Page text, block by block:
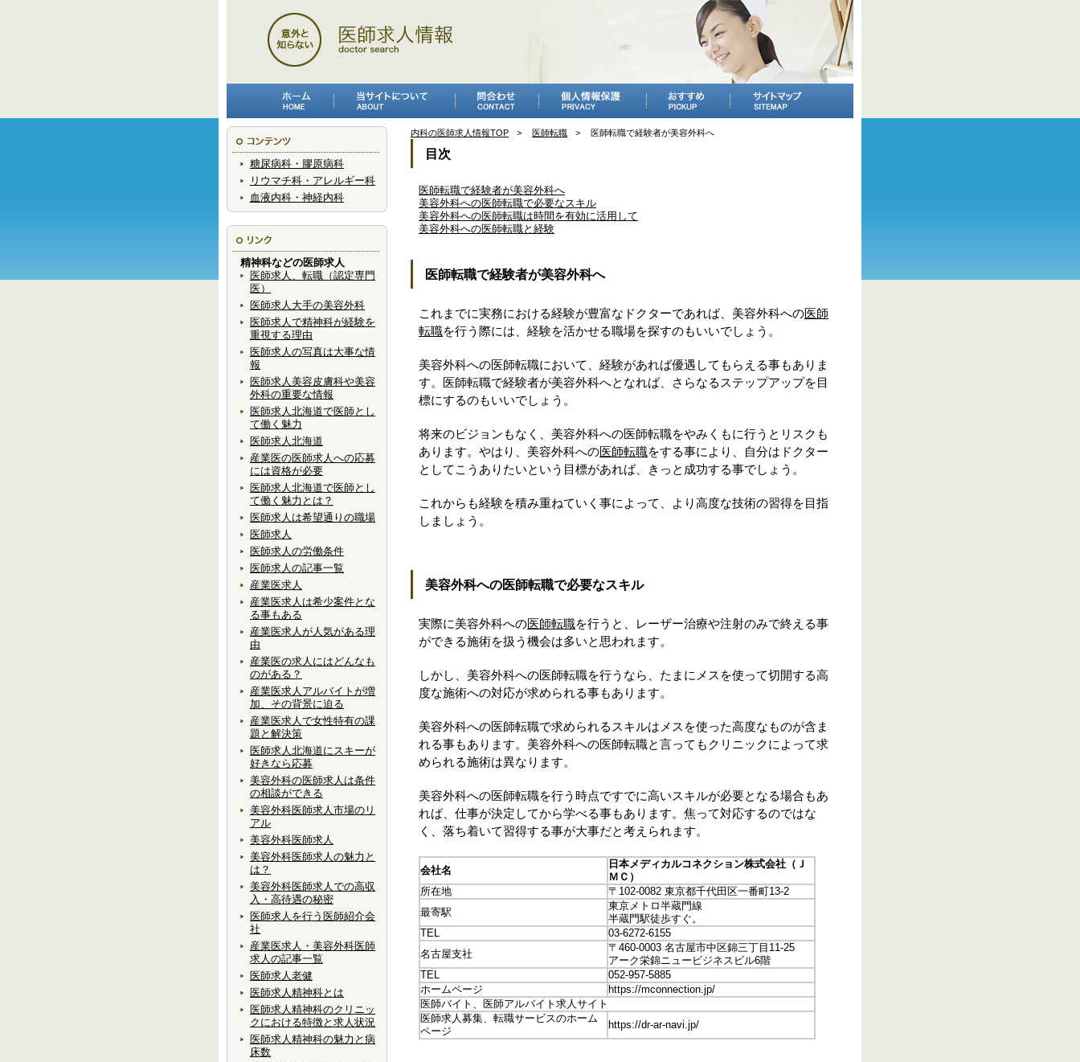
糖尿病科・膠原病科
リウマチ科・アレルギー科
血液内科・神経内科
精神科などの医師求人
医師求人、転職（認定専門
医）
医師求人大手の美容外科
医師求人で精神科が経験を
重視する理由
医師求人の写真は大事な情
報
医師求人美容皮膚科や美容
外科の重要な情報
医師求人北海道で医師とし
て働く魅力
医師求人北海道
産業医の医師求人への応募
には資格が必要
医師求人北海道で医師とし
て働く魅力とは？
医師求人は希望通りの職場
医師求人
医師求人の労働条件
医師求人の記事一覧
産業医求人
産業医求人は希少案件とな
る事もある
産業医求人が人気がある理
由
産業医の求人にはどんなも
のがある？
産業医求人アルバイトが増
加、その背景に迫る
産業医求人で女性特有の課
題と解決策
医師求人北海道にスキーが
好きなら応募
美容外科の医師求人は条件
の相談ができる
美容外科医師求人市場のリ
アル
美容外科医師求人
美容外科医師求人の魅力と
は？
美容外科医師求人での高収
入・高待遇の秘密
医師求人を行う医師紹介会
社
産業医求人・美容外科医師
求人の記事一覧
医師求人老健
医師求人精神科とは
医師求人精神科のクリニッ
クにおける特徴と求人状況
医師求人精神科の魅力と病
床数
内科の医師求人情報TOP 医師転職 医師転職で経験者が美容外科へ
目次
医師転職で経験者が美容外科へ
美容外科への医師転職で必要なスキル
美容外科への医師転職は時間を有効に活用して
美容外科への医師転職と経験
医師転職で経験者が美容外科へ
これまでに実務における経験が豊富なドクターであれば、美容外科への医師
転職を行う際には、経験を活かせる職場を探すのもいいでしょう。
美容外科への医師転職において、経験があれば優遇してもらえる事もありま
す。医師転職で経験者が美容外科へとなれば、さらなるステップアップを目
標にするのもいいでしょう。
将来のビジョンもなく、美容外科への医師転職をやみくもに行うとリスクも
あります。やはり、美容外科への医師転職をする事により、自分はドクター
としてこうありたいという目標があれば、きっと成功する事でしょう。
これからも経験を積み重ねていく事によって、より高度な技術の習得を目指
しましょう。
美容外科への医師転職で必要なスキル
実際に美容外科への医師転職を行うと、レーザー治療や注射のみで終える事
ができる施術を扱う機会は多いと思われます。
しかし、美容外科への医師転職を行うなら、たまにメスを使って切開する高
度な施術への対応が求められる事もあります。
美容外科への医師転職で求められるスキルはメスを使った高度なものが含ま
れる事もあります。美容外科への医師転職と言ってもクリニックによって求
められる施術は異なります。
美容外科への医師転職を行う時点ですでに高いスキルが必要となる場合もあ
れば、仕事が決定してから学べる事もあります。焦って対応するのではな
く、落ち着いて習得する事が大事だと考えられます。
会社名
日本メディカルコネクション株式会社（Ｊ
ＭＣ）
所在地
〒102-0082 東京都千代田区一番町13-2
最寄駅
東京メトロ半蔵門線
半蔵門駅徒歩すぐ。
TEL
03-6272-6155
名古屋支社
〒460-0003 名古屋市中区錦三丁目11-25
アーク栄錦ニュービジネスビル6階
TEL
052-957-5885
ホームページ
https://mconnection.jp/
医師バイト、医師アルバイト求人サイト
医師求人募集、転職サービスのホーム
ページ
https://dr-ar-navi.jp/